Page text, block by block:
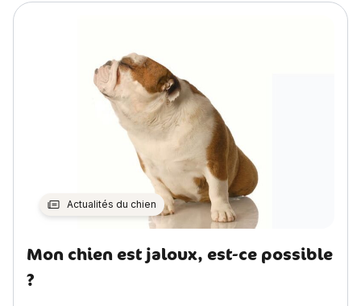
Actualités du chien
Mon chien est jaloux, est-ce possible
?